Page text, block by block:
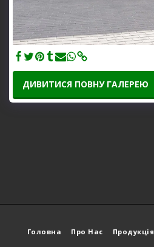
ДИВИТИСЯ ПОВНУ ГАЛЕРЕЮ
Головна Про Нас Продукція